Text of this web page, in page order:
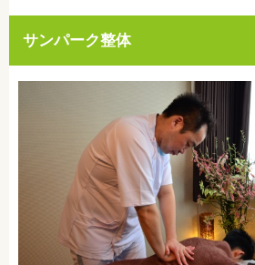
サンパーク整体